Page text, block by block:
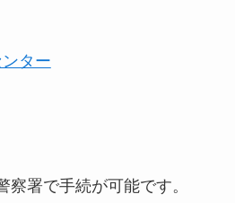
ター
署で手続が可能です。